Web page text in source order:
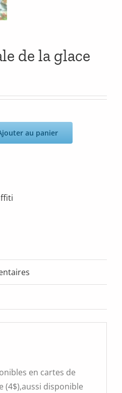
de la glace
au panier
en cartes de
(4$),aussi disponible